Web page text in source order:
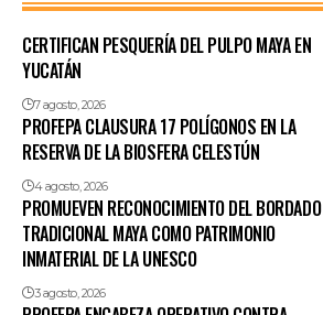
CERTIFICAN PESQUERÍA DEL PULPO MAYA EN
YUCATÁN
7 agosto, 2026
PROFEPA CLAUSURA 17 POLÍGONOS EN LA
RESERVA DE LA BIOSFERA CELESTÚN
4 agosto, 2026
PROMUEVEN RECONOCIMIENTO DEL BORDADO
TRADICIONAL MAYA COMO PATRIMONIO
INMATERIAL DE LA UNESCO
3 agosto, 2026